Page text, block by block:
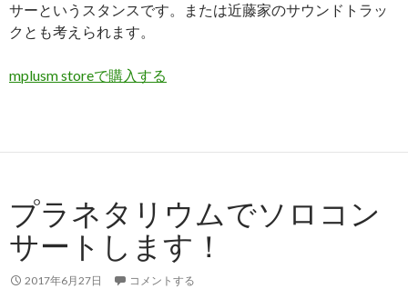
サーというスタンスです。または近藤家のサウンドトラッ
クとも考えられます。
mplusm storeで購入する
プラネタリウムでソロコン
サートします！
2017年6月27日 コメントする